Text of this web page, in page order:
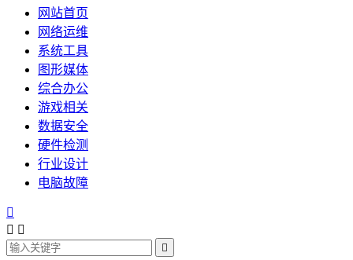
网站首页
网络运维
系统工具
图形媒体
综合办公
游戏相关
数据安全
硬件检测
行业设计
电脑故障

 
